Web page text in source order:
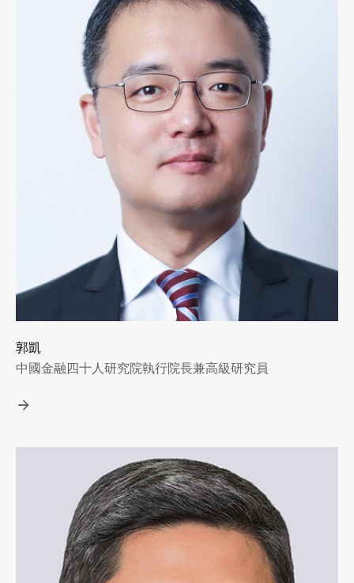
郭凱
中國金融四十人研究院執行院長兼高級研究員